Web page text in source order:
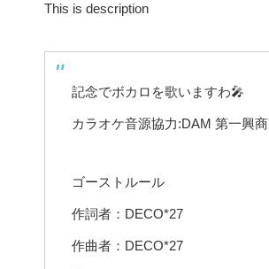
This is description
記念でボカロを歌いますわ🎤
カラオケ音源協力:DAM 第一興商
ゴーストルール
作詞者：DECO*27
作曲者：DECO*27